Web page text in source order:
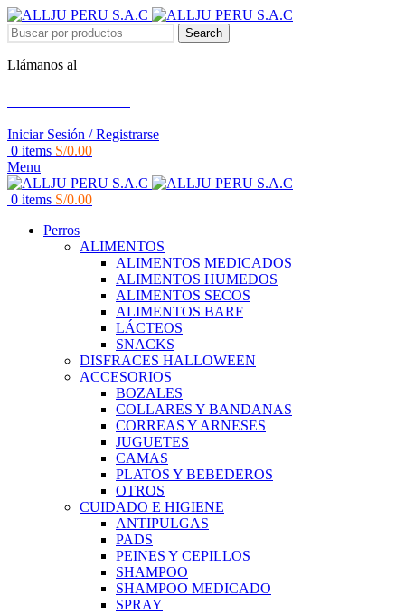
Search
Llámanos al
Iniciar Sesión / Registrarse
0 items S/0.00
Menu
0 items S/0.00
Perros
ALIMENTOS
ALIMENTOS MEDICADOS
ALIMENTOS HUMEDOS
ALIMENTOS SECOS
ALIMENTOS BARF
LÁCTEOS
SNACKS
DISFRACES HALLOWEEN
ACCESORIOS
BOZALES
COLLARES Y BANDANAS
CORREAS Y ARNESES
JUGUETES
CAMAS
PLATOS Y BEBEDEROS
OTROS
CUIDADO E HIGIENE
ANTIPULGAS
PADS
PEINES Y CEPILLOS
SHAMPOO
SHAMPOO MEDICADO
SPRAY